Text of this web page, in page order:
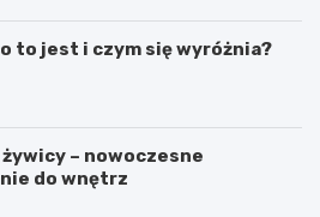
to jest i czym się wyróżnia?
żywicy – nowoczesne
do wnętrz